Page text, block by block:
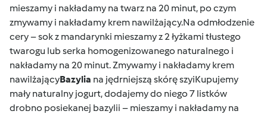
mieszamy i nakładamy na twarz na 20 minut, po czym
zmywamy i nakładamy krem nawilżający.Na odmłodzenie
cery – sok z mandarynki mieszamy z 2 łyżkami tłustego
twarogu lub serka homogenizowanego naturalnego i
nakładamy na 20 minut. Zmywamy i nakładamy krem
nawilżającyBazylia na jędrniejszą skórę szyiKupujemy
mały naturalny jogurt, dodajemy do niego 7 listków
drobno posiekanej bazylii – mieszamy i nakładamy na